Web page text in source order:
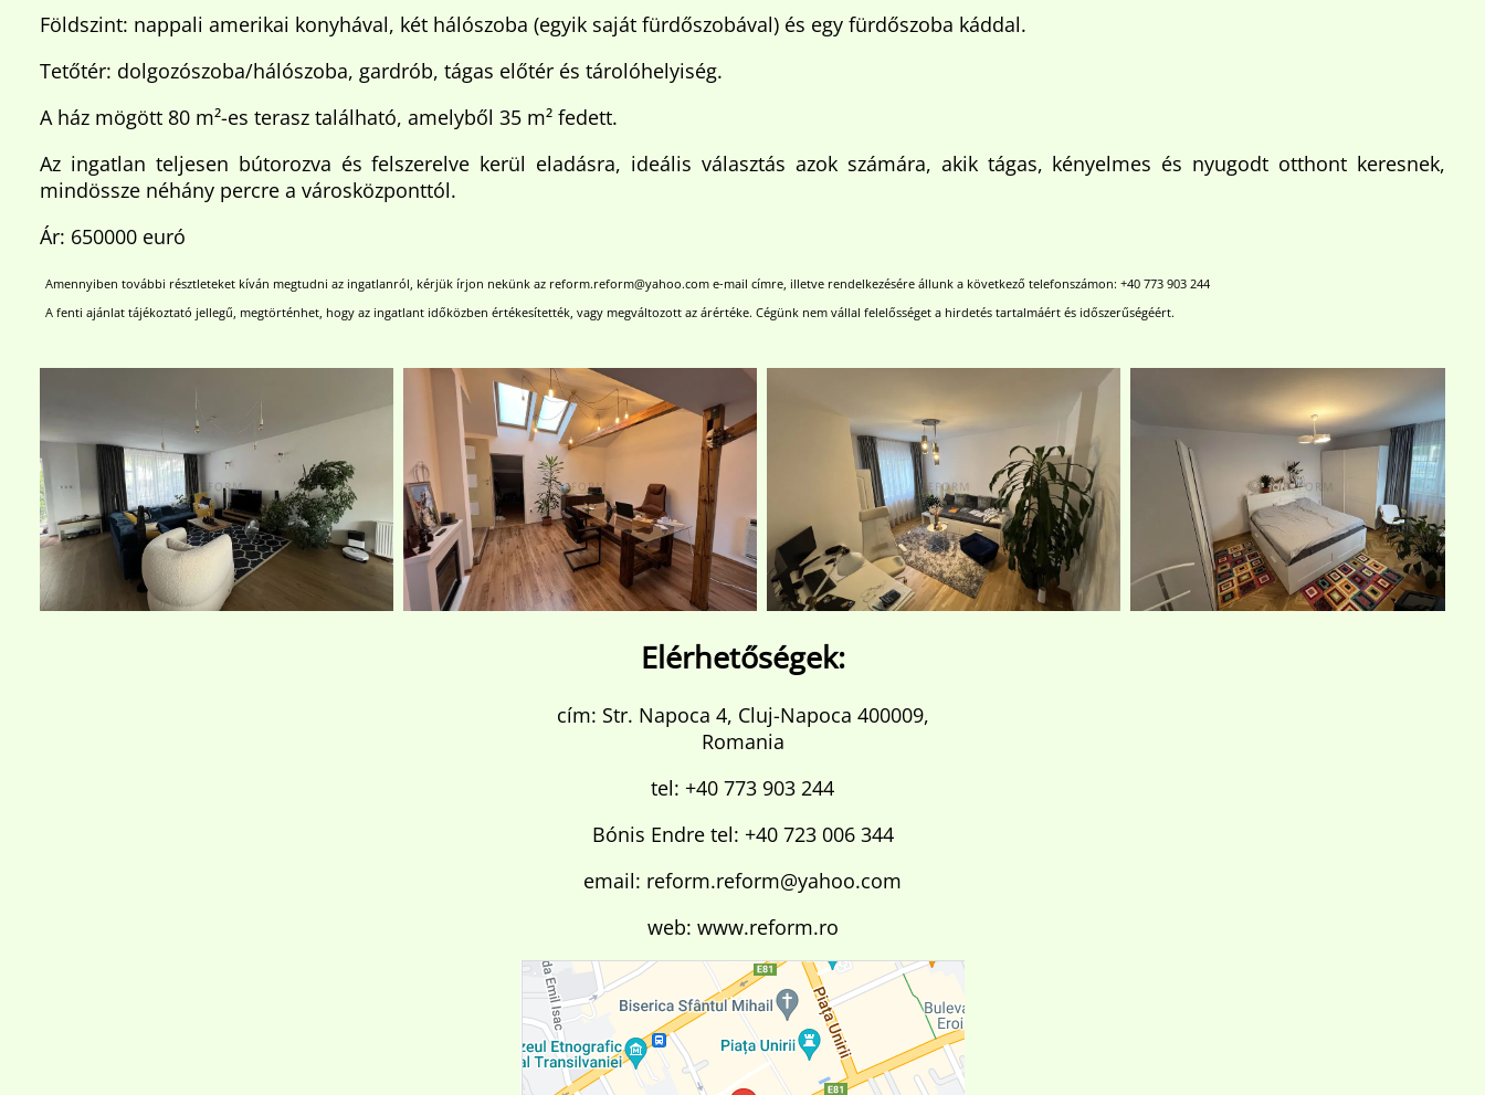
Földszint: nappali amerikai konyhával, két hálószoba (egyik saját fürdőszobával) és egy fürdőszoba káddal.
Tetőtér: dolgozószoba/hálószoba, gardrób, tágas előtér és tárolóhelyiség.
A ház mögött 80 m²-es terasz található, amelyből 35 m² fedett.
Az ingatlan teljesen bútorozva és felszerelve kerül eladásra, ideális választás azok számára, akik tágas, kényelmes és nyugodt otthont keresnek,
mindössze néhány percre a városközponttól.
Ár: 650000 euró
Amennyiben további résztleteket kíván megtudni az ingatlanról, kérjük írjon nekünk az reform.reform@yahoo.com e-mail címre, illetve rendelkezésére állunk a következő telefonszámon: +40 773 903 244
A fenti ajánlat tájékoztató jellegű, megtörténhet, hogy az ingatlant időközben értékesítették, vagy megváltozott az árértéke. Cégünk nem vállal felelősséget a hirdetés tartalmáért és időszerűségéért.
Elérhetőségek:
cím: Str. Napoca 4, Cluj-Napoca 400009,
Romania
tel: +40 773 903 244
Bónis Endre tel: +40 723 006 344
email: reform.reform@yahoo.com
web: www.reform.ro